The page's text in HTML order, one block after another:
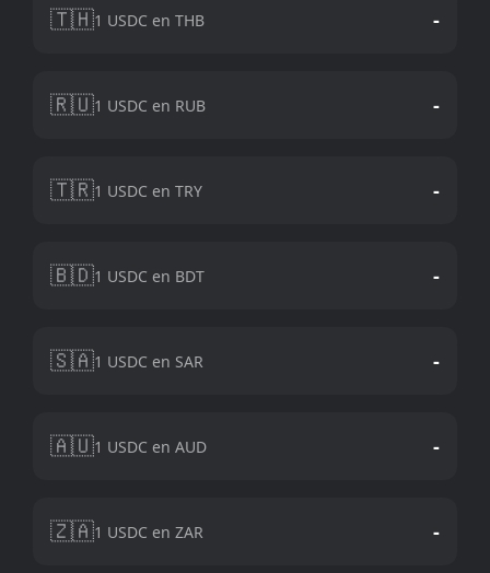
🇹🇭1 USDC en THB -
🇷🇺1 USDC en RUB -
🇹🇷1 USDC en TRY -
🇧🇩1 USDC en BDT -
🇸🇦1 USDC en SAR -
🇦🇺1 USDC en AUD -
🇿🇦1 USDC en ZAR -